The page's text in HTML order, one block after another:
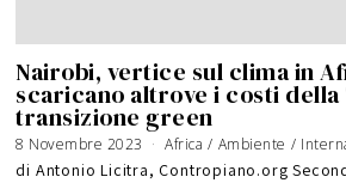
Nairobi, vertice sul clima in
scaricano altrove i costi della
transizione green
8 Novembre 2023 Africa / Ambiente /
di Antonio Licitra, Contropiano.org